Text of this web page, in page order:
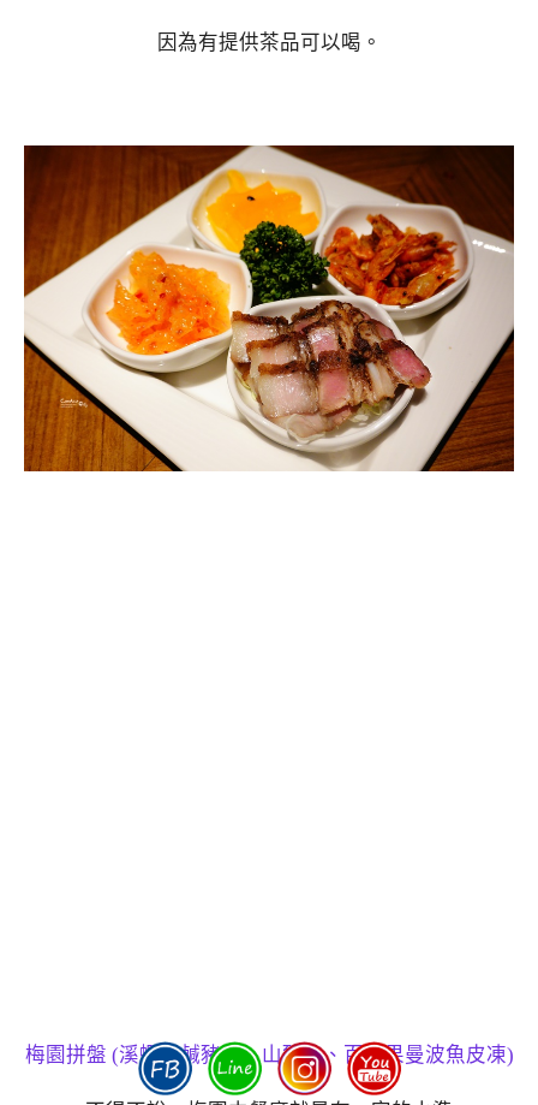
因為有提供茶品可以喝。
梅園拼盤 (溪蝦、鹹豬肉、山豬皮、百香果曼波魚皮凍)